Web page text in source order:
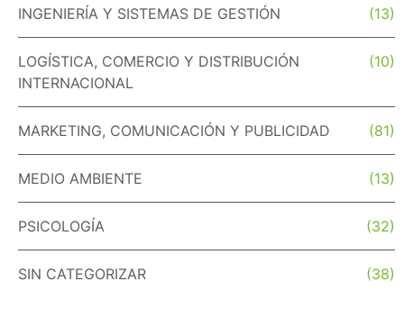
INGENIERÍA Y SISTEMAS DE GESTIÓN (13)
LOGÍSTICA, COMERCIO Y DISTRIBUCIÓN
INTERNACIONAL
(10)
MARKETING, COMUNICACIÓN Y PUBLICIDAD (81)
MEDIO AMBIENTE (13)
PSICOLOGÍA (32)
SIN CATEGORIZAR (38)